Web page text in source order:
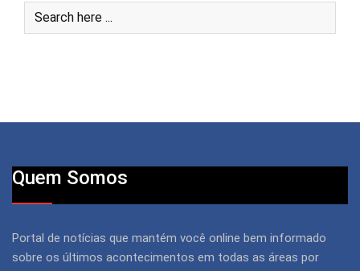
Quem Somos
Portal de notícias que mantém você online bem informado
sobre os últimos acontecimentos em todas as áreas por